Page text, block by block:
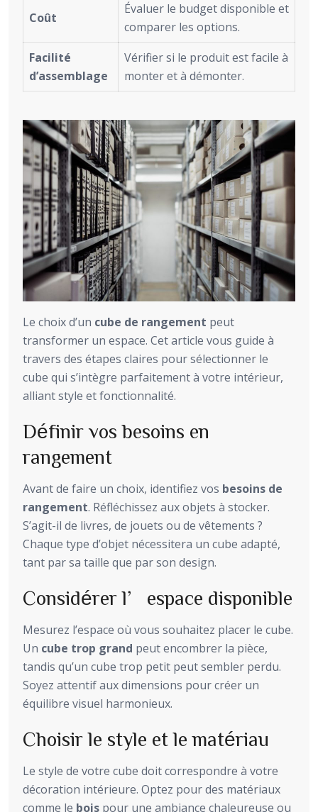
Coût
Évaluer le budget disponible et
comparer les options.
Facilité
d’assemblage
Vérifier si le produit est facile à
monter et à démonter.
Le choix d’un cube de rangement peut
transformer un espace. Cet article vous guide à
travers des étapes claires pour sélectionner le
cube qui s’intègre parfaitement à votre intérieur,
alliant style et fonctionnalité.
Définir vos besoins en
rangement
Avant de faire un choix, identifiez vos besoins de
rangement. Réfléchissez aux objets à stocker.
S’agit-il de livres, de jouets ou de vêtements ?
Chaque type d’objet nécessitera un cube adapté,
tant par sa taille que par son design.
Considérer l’espace disponible
Mesurez l’espace où vous souhaitez placer le cube.
Un cube trop grand peut encombrer la pièce,
tandis qu’un cube trop petit peut sembler perdu.
Soyez attentif aux dimensions pour créer un
équilibre visuel harmonieux.
Choisir le style et le matériau
Le style de votre cube doit correspondre à votre
décoration intérieure. Optez pour des matériaux
comme le bois pour une ambiance chaleureuse ou